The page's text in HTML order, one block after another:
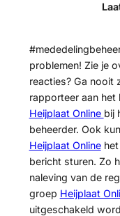
problemen! Zie je
reacties? Ga nooit
rapporteer aan het
Heijplaat Online bij
beheerder. Ook
Heijplaat Onlinehet
bericht sturen. Zo
naleving van de
groep Heijplaat
uitgeschakeld